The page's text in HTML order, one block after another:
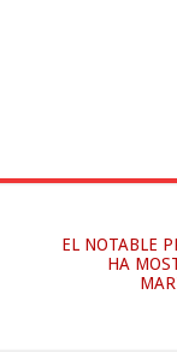
EL NOTABLE
HA